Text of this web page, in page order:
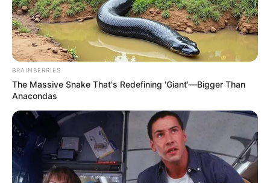
BRAINBERRIES
The Massive Snake That's Redefining 'Giant'—Bigger Than
Anacondas